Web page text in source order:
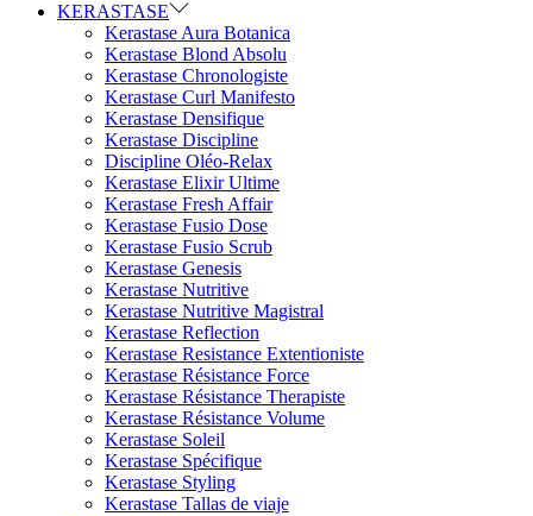
KERASTASE
Kerastase Aura Botanica
Kerastase Blond Absolu
Kerastase Chronologiste
Kerastase Curl Manifesto
Kerastase Densifique
Kerastase Discipline
Discipline Oléo-Relax
Kerastase Elixir Ultime
Kerastase Fresh Affair
Kerastase Fusio Dose
Kerastase Fusio Scrub
Kerastase Genesis
Kerastase Nutritive
Kerastase Nutritive Magistral
Kerastase Reflection
Kerastase Resistance Extentioniste
Kerastase Résistance Force
Kerastase Résistance Therapiste
Kerastase Résistance Volume
Kerastase Soleil
Kerastase Spécifique
Kerastase Styling
Kerastase Tallas de viaje